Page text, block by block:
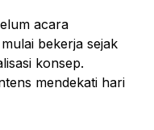
acara
bekerja sejak
konsep.
mendekati hari